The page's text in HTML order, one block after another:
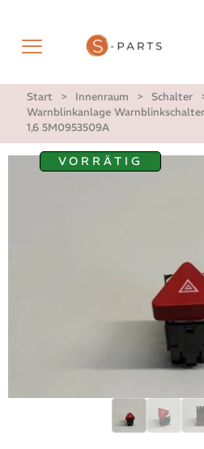
Start > Innenraum > Schalter
Warnblinkanlage
1,6 5M0953509A
VORRÄTIG